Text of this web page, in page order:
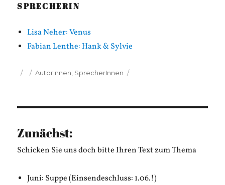
SPRECHERIN
Lisa Neher: Venus
Fabian Lenthe: Hank & Sylvie
Veröffentlicht
Kategorien
AutorInnen SprecherInnen
Zunächst:
Schicken Sie uns doch bitte Ihren Text zum Thema
Juni: Suppe (Einsendeschluss: 1.06.!)